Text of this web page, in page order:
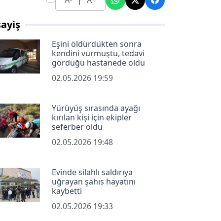
Eşini öldürdükten sonra
kendini vurmuştu, tedavi
gördüğü hastanede öldü
02.05.2026 19:59
Yürüyüş sırasında ayağı
kırılan kişi için ekipler
seferber oldu
02.05.2026 19:48
Evinde silahlı saldırıya
uğrayan şahıs hayatını
kaybetti
02.05.2026 19:33